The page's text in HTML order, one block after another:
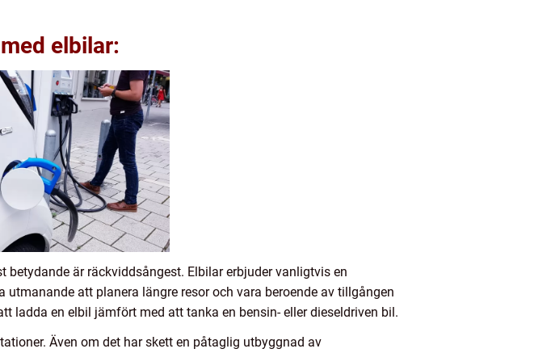
elbilar:
är räckviddsångest. Elbilar erbjuder vanligtvis en
att planera längre resor och vara beroende av tillgången
ladda en elbil jämfört med att tanka en bensin- eller dieseldriven bil.
Även om det har skett en påtaglig utbyggnad av